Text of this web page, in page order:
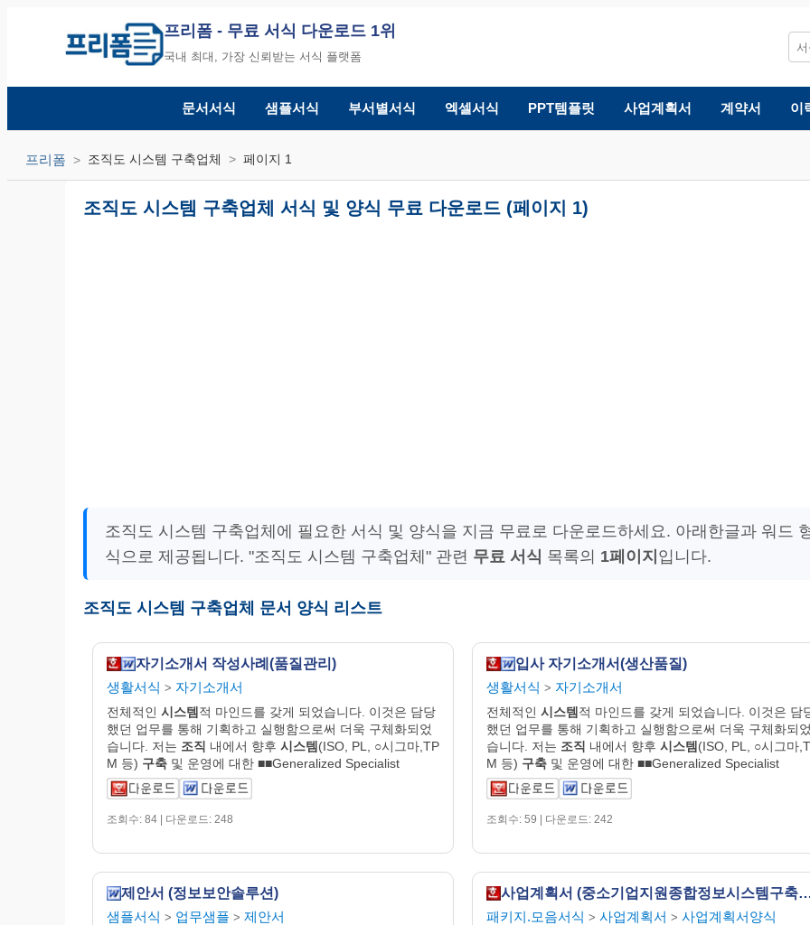
프리폼 - 무료 서식 다운로드 1위
국내 최대, 가장 신뢰받는 서식 플랫폼
문서서식 샘플서식 부서별서식 엑셀서식 PPT템플릿 사업계획서 계약서 이
프리폼 조직도 시스템 구축업체 페이지 1
조직도 시스템 구축업체 서식 및 양식 무료 다운로드 (페이지 1)
조직도 시스템 구축업체에 필요한 서식 및 양식을 지금 무료로 다운로드하세요. 아래한글과 워드
식으로 제공됩니다. "조직도 시스템 구축업체" 관련 무료 서식 목록의 1페이지 입니다.
조직도 시스템 구축업체 문서 양식 리스트
자기소개서 작성사례(품질관리)
생활서식 > 자기소개서
전체적인 시스템적 마인드를 갖게 되었습니다. 이것은 담당
했던 업무를 통해 기획하고 실행함으로써 더욱 구체화되었
습니다. 저는 조직 내에서 향후 시스템(ISO, PL, ○시그마,TP
M 등) 구축 및 운영에 대한 ■■Generalized Specialist
조회수: 84 | 다운로드: 248
입사 자기소개서(생산품질)
생활서식 > 자기소개서
전체적인 시스템적 마인드를 갖게 되었습니다. 이것은 담
했던 업무를 통해 기획하고 실행함으로써 더욱 구체화되
습니다. 저는 조직 내에서 향후 시스템(ISO, PL, ○시그마
M 등) 구축 및 운영에 대한 ■■Generalized Specialist
조회수: 59 | 다운로드: 242
제안서 (정보보안솔루션)
샘플서식 > 업무샘플 > 제안서
사업계획서 (중소기업지원종합정보
패키지.모음서식 > 사업계획서 > 사업계획서양식